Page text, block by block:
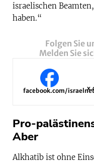
israelischen
haben.“
Folgen Sie
Melden Sie
facebook.com/
Pro-
Aber
Alkhatib ist ohne